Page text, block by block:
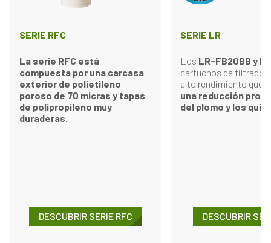
SERIE RFC
La serie RFC está
compuesta por una carcasa
exterior de polietileno
poroso de 70 micras y tapas
de polipropileno muy
duraderas.
DESCUBRIR SERIE RFC
SERIE LR
Los LR-FB20BB y
cartuchos de filtrado
alto rendimiento que
una reducción
del plomo y los
DESCUBRIR